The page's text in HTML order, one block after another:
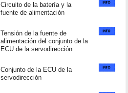
Circuito de la batería y la
fuente de alimentación
Tensión de la fuente de
alimentación del conjunto de la
ECU de la servodirección
Conjunto de la ECU de la
servodirección